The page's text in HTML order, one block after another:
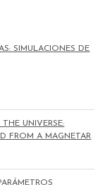
SIMULACIONES DE
UNIVERSE:
FROM A MAGNETAR